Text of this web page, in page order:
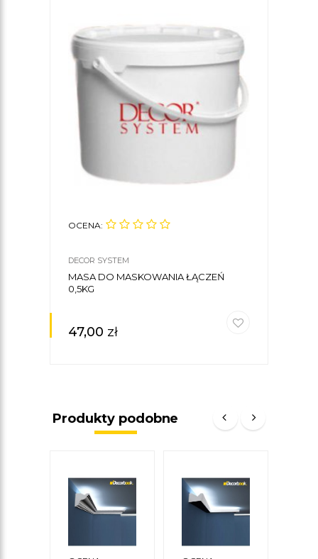
OCENA:
DECOR SYSTEM
MASA DO MASKOWANIA ŁĄCZEŃ
0,5KG
47,00 zł
Produkty podobne